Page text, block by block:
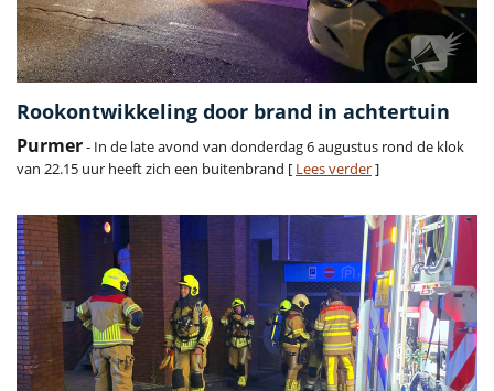
Rookontwikkeling door brand in achtertuin
Purmer- In de late avond van donderdag 6 augustus rond de klok
van 22.15 uur heeft zich een buitenbrand [ Lees verder]